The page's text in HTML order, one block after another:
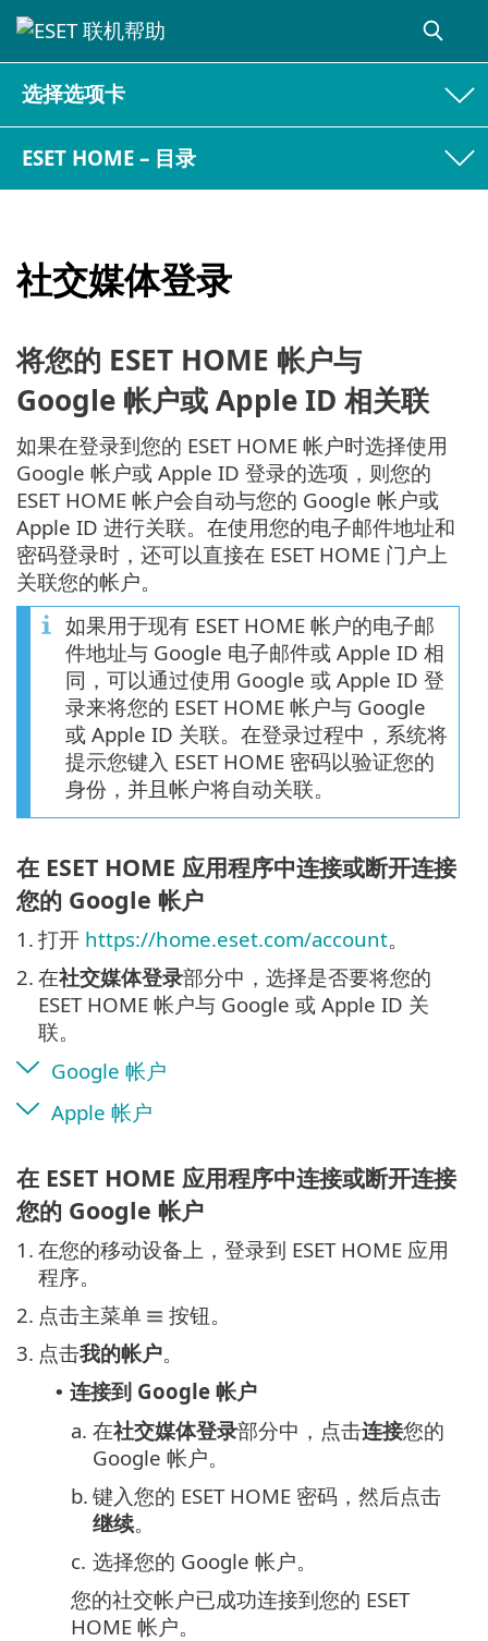
选择选项卡
ESET HOME – 目录
社交媒体登录
将您的 ESET HOME 帐户与
Google 帐户或 Apple ID 相关联
如果在登录到您的 ESET HOME 帐户时选择使用
Google 帐户或 Apple ID 登录的选项，则您的
ESET HOME 帐户会自动与您的 Google 帐户或
Apple ID 进行关联。在使用您的电子邮件地址和
密码登录时，还可以直接在 ESET HOME 门户上
关联您的帐户。
如果用于现有 ESET HOME 帐户的电子邮
件地址与 Google 电子邮件或 Apple ID 相
同，可以通过使用 Google 或 Apple ID 登
录来将您的 ESET HOME 帐户与 Google
或 Apple ID 关联。在登录过程中，系统将
提示您键入 ESET HOME 密码以验证您的
身份，并且帐户将自动关联。
在 ESET HOME 应用程序中连接或断开连接
您的 Google 帐户
1. 打开 https://home.eset.com/account。
2. 在社交媒体登录部分中，选择是否要将您的
ESET HOME 帐户与 Google 或 Apple ID 关
联。
Google 帐户
Apple 帐户
在 ESET HOME 应用程序中连接或断开连接
您的 Google 帐户
1. 在您的移动设备上，登录到 ESET HOME 应用
程序。
2. 点击主菜单
按钮。
3. 点击我的帐户。
• 连接到 Google 帐户
a. 在社交媒体登录部分中，点击连接您的
Google 帐户。
b. 键入您的 ESET HOME 密码，然后点击
继续。
c. 选择您的 Google 帐户。
您的社交帐户已成功连接到您的 ESET
HOME 帐户。